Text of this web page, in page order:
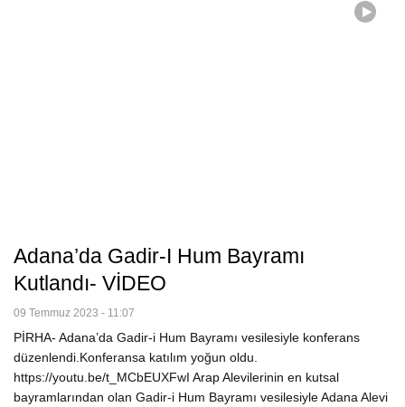
Adana’da Gadir-I Hum Bayramı
Kutlandı- VİDEO
09 Temmuz 2023 - 11:07
PİRHA- Adana’da Gadir-i Hum Bayramı vesilesiyle konferans
düzenlendi.Konferansa katılım yoğun oldu.
https://youtu.be/t_MCbEUXFwI Arap Alevilerinin en kutsal
bayramlarından olan Gadir-i Hum Bayramı vesilesiyle Adana Alevi